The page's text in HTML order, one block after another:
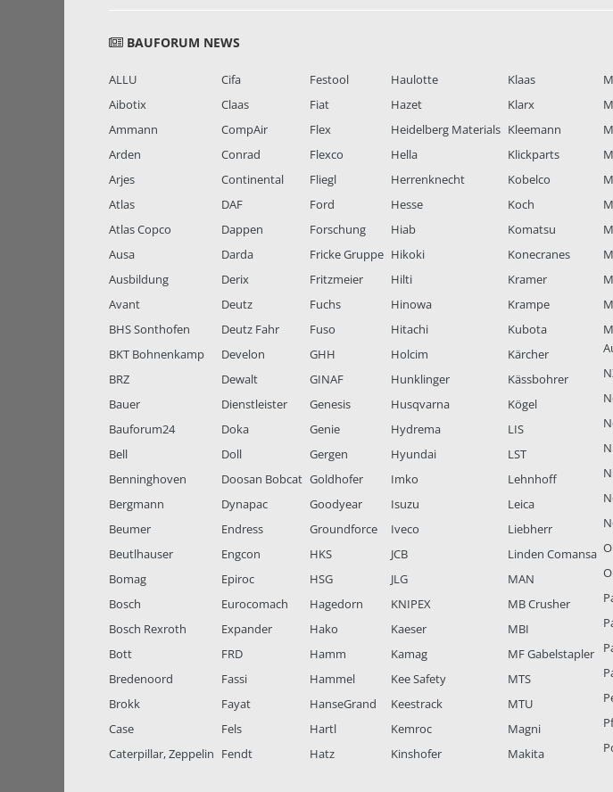
BAUFORUM NEWS
ALLU
Aibotix
Ammann
Arden
Arjes
Atlas
Atlas Copco
Ausa
Ausbildung
Avant
BHS Sonthofen
BKT Bohnenkamp
BRZ
Bauer
Bauforum24
Bell
Benninghoven
Bergmann
Beumer
Beutlhauser
Bomag
Bosch
Bosch Rexroth
Bott
Bredenoord
Brokk
Case
Caterpillar, Zeppelin
Cifa
Claas
CompAir
Conrad
Continental
DAF
Dappen
Darda
Derix
Deutz
Deutz Fahr
Develon
Dewalt
Dienstleister
Doka
Doll
Doosan Bobcat
Dynapac
Endress
Engcon
Epiroc
Eurocomach
Expander
FRD
Fassi
Fayat
Fels
Fendt
Festool
Fiat
Flex
Flexco
Fliegl
Ford
Forschung
Fricke Gruppe
Fritzmeier
Fuchs
Fuso
GHH
GINAF
Genesis
Genie
Gergen
Goldhofer
Goodyear
Groundforce
HKS
HSG
Hagedorn
Hako
Hamm
Hammel
HanseGrand
Hartl
Hatz
Haulotte
Hazet
Heidelberg Materials
Hella
Herrenknecht
Hesse
Hiab
Hikoki
Hilti
Hinowa
Hitachi
Holcim
Hunklinger
Husqvarna
Hydrema
Hyundai
Imko
Isuzu
Iveco
JCB
JLG
KNIPEX
Kaeser
Kamag
Kee Safety
Keestrack
Kemroc
Kinshofer
Klaas
Klarx
Kleemann
Klickparts
Kobelco
Koch
Komatsu
Konecranes
Kramer
Krampe
Kubota
Kärcher
Kässbohrer
Kögel
LIS
LST
Lehnhoff
Leica
Liebherr
Linden Comansa
MAN
MB Crusher
MBI
MF Gabelstapler
MTS
MTU
Magni
Makita